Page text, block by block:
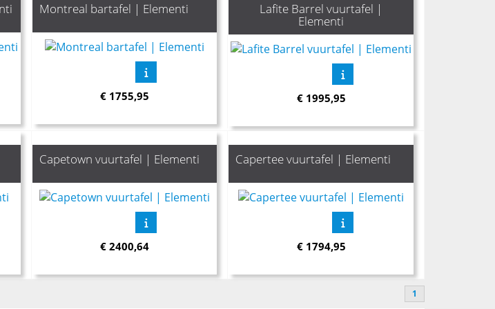
Montreal bartafel | Elementi
€ 1755,95
Lafite Barrel vuurtafel |
Elementi
€ 1995,95
Capetown vuurtafel | Elementi
€ 2400,64
Capertee vuurtafel | Elementi
€ 1794,95
1